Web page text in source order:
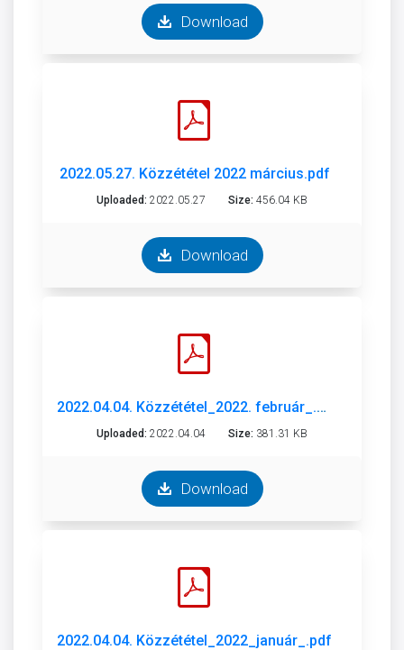
Download
2022.05.27. Közzététel 2022 március.pdf
Uploaded: 2022.05.27 Size: 456.04 KB
Download
2022.04.04. Közzététel_2022. február_.pdf
Uploaded: 2022.04.04 Size: 381.31 KB
Download
2022.04.04. Közzététel_2022_január_.pdf